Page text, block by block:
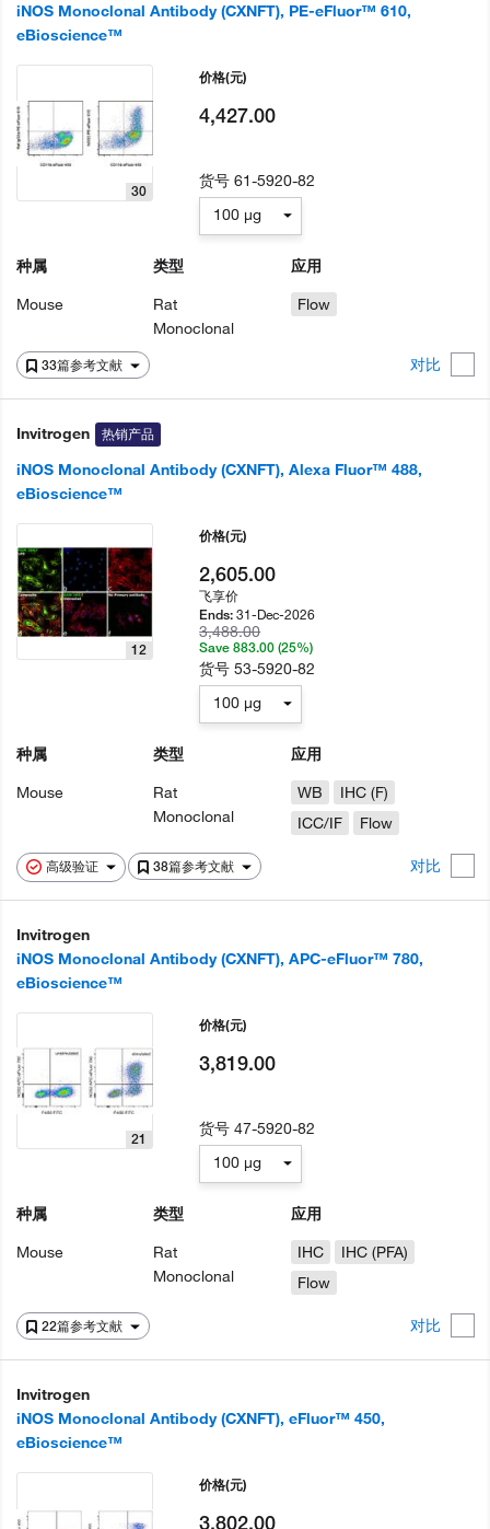
iNOS Monoclonal Antibody (CXNFT), PE-eFluor™ 610,
eBioscience™
33篇参考文献 对比
30
种属
Mouse
类型
Rat
Monoclonal
应用
Flow
价格(元)
4,427.00
货号61-5920-82
100 µg
Invitrogen 热销产品
iNOS Monoclonal Antibody (CXNFT), Alexa Fluor™ 488,
eBioscience™
高级验证 38篇参考文献 对比
12
种属
Mouse
类型
Rat
Monoclonal
应用
WB
IHC (F)
ICC/IF
Flow
价格(元)
2,605.00
飞享价
Ends:31-Dec-2026
3,488.00
Save 883.00 (25%)
货号53-5920-82
100 µg
Invitrogen
iNOS Monoclonal Antibody (CXNFT), APC-eFluor™ 780,
eBioscience™
22篇参考文献 对比
21
种属
Mouse
类型
Rat
Monoclonal
应用
IHC
IHC (PFA)
Flow
价格(元)
3,819.00
货号47-5920-82
100 µg
Invitrogen
iNOS Monoclonal Antibody (CXNFT), eFluor™ 450,
eBioscience™
价格(元)
3,802.00